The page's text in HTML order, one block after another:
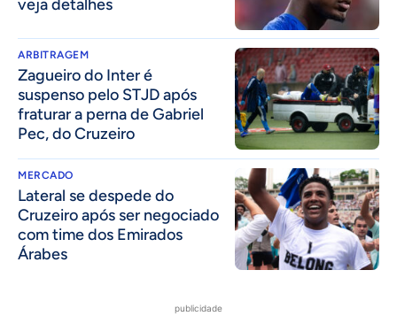
veja detalhes
ARBITRAGEM
Zagueiro do Inter é
suspenso pelo STJD após
fraturar a perna de Gabriel
Pec, do Cruzeiro
MERCADO
Lateral se despede do
Cruzeiro após ser negociado
com time dos Emirados
Árabes
publicidade